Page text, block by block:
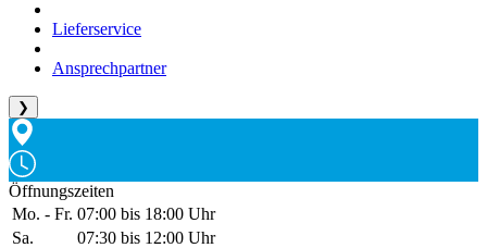
Lieferservice
Ansprechpartner
❯
Öffnungszeiten
Mo. - Fr. 07:00 bis 18:00 Uhr
Sa.
07:30 bis 12:00 Uhr